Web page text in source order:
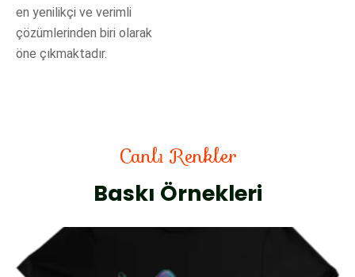
en yenilikçi ve verimli
çözümlerinden biri olarak
öne çıkmaktadır.
Canlı Renkler
Baskı Örnekleri